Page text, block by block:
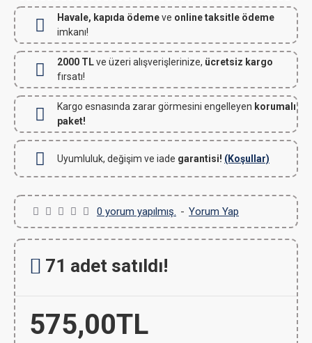
Havale, kapıda ödemeve online taksitle ödeme
imkanı!
2000 TLve üzeri alışverişlerinize, ücretsiz kargo
fırsatı!
Kargo esnasında zarar görmesini engelleyen korumalı
paket!
Uyumluluk, değişim ve iade garantisi! (Koşullar)
0 yorum yapılmış. - Yorum Yap
575,00TL
71 adet satıldı!